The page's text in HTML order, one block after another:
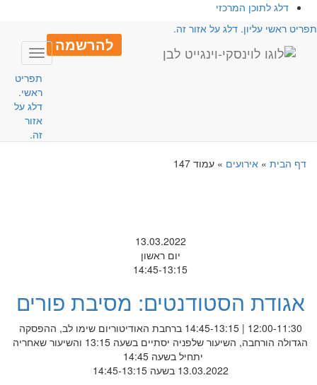
דלג לתוכן המרכזי
ראשי עליון. דלג על אזור זה.
להרשמה
Toggle
תפריט
ראשי.
דלג על
אזור
זה.
דף הבית» אירועים» עמוד 147
13.03.2022
יום ראשון
14:45-13:15
אגודת הסטודנטים: מסיבת פורים
12:00-11:30 | 14:45-13:15 ברחבת האודיטוריום שימו לב, ההפסקה
הגדולה הורחבה, השיעור שלפניה יסתיים בשעה 13:15 והשיעור שאחריה
יתחיל בשעה 14:45
13.03.2022 בשעה 14:45-13:15